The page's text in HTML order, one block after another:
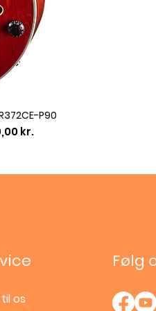
P90
kr.
os
Følg